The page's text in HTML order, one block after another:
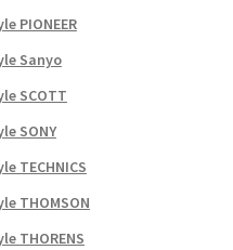
PIONEER
Sanyo
SCOTT
SONY
TECHNICS
THOMSON
THORENS